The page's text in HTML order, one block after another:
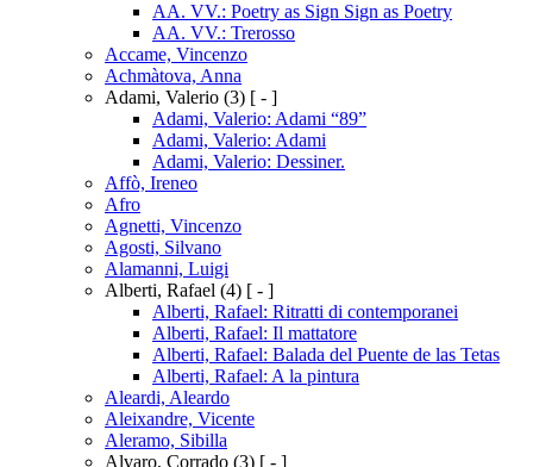
AA. VV.: Poetry as Sign Sign as Poetry
AA. VV.: Trerosso
Accame, Vincenzo
Achmàtova, Anna
Adami, Valerio (3) [ - ]
Adami, Valerio: Adami “89”
Adami, Valerio: Adami
Adami, Valerio: Dessiner.
Affò, Ireneo
Afro
Agnetti, Vincenzo
Agosti, Silvano
Alamanni, Luigi
Alberti, Rafael (4) [ - ]
Alberti, Rafael: Ritratti di contemporanei
Alberti, Rafael: Il mattatore
Alberti, Rafael: Balada del Puente de las Tetas
Alberti, Rafael: A la pintura
Aleardi, Aleardo
Aleixandre, Vicente
Aleramo, Sibilla
Alvaro, Corrado (3) [ - ]